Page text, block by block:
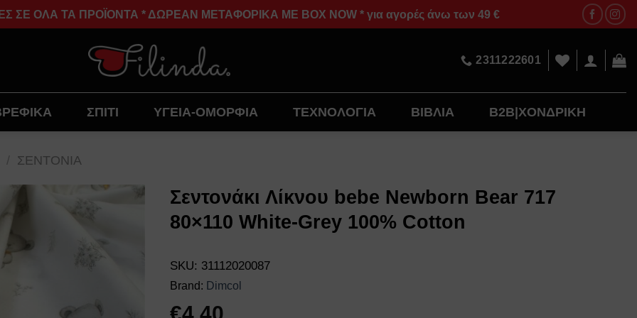
ΟΛΑ ΤΑ ΠΡΟΪΟΝΤΑ * ΔΩΡΕΑΝ ΜΕΤΑΦΟΡΙΚΑ ΜΕ BOX NOW * για αγορές άνω των 49 €
2311222601
ΣΠΙΤΙ ΥΓΕΙΑ-ΟΜΟΡΦΙΑ ΤΕΧΝΟΛΟΓΙΑ ΒΙΒΛΙΑ B2B|ΧΟΝΔΡΙΚΗ
/ ΣΕΝΤΟΝΙΑ
Σεντονάκι Λίκνου bebe Newborn Bear 717
80×110 White-Grey 100% Cotton
SKU: 31112020087
Brand: Dimcol